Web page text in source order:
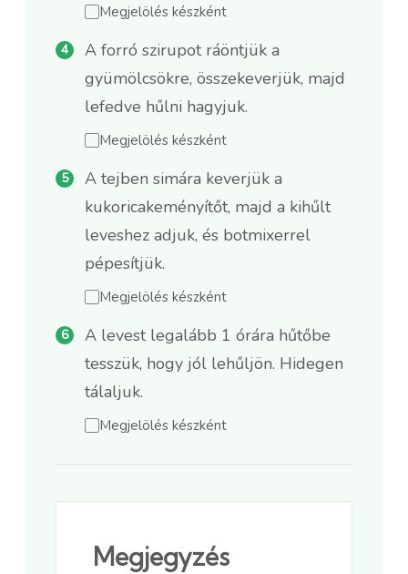
Megjelölés készként
A forró szirupot ráöntjük a
gyümölcsökre, összekeverjük, majd
lefedve hűlni hagyjuk.
Megjelölés készként
A tejben simára keverjük a
kukoricakeményítőt, majd a kihűlt
leveshez adjuk, és botmixerrel
pépesítjük.
Megjelölés készként
A levest legalább 1 órára hűtőbe
tesszük, hogy jól lehűljön. Hidegen
tálaljuk.
Megjelölés készként
Megjegyzés